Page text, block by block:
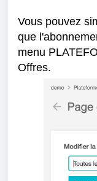
Vous pouvez
que
menu
Offres.